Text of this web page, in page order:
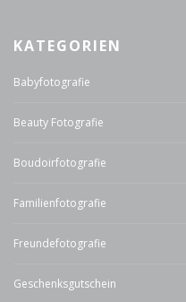
KATEGORIEN
Babyfotografie
Beauty Fotografie
Boudoirfotografie
Familienfotografie
Freundefotografie
Geschenksgutschein